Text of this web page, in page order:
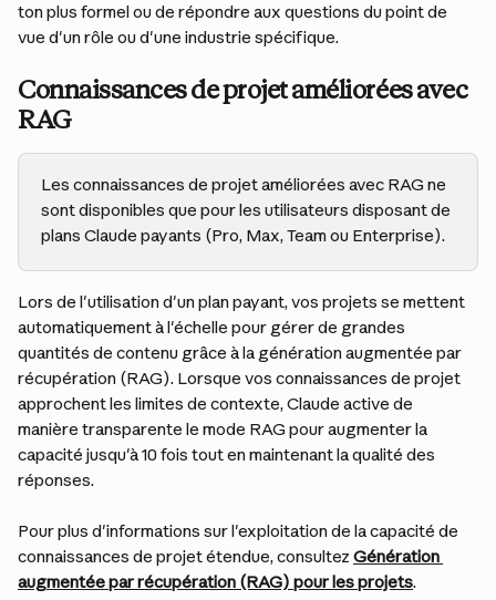
ton plus formel ou de répondre aux questions du point de
vue d'un rôle ou d'une industrie spécifique.
Connaissances de projet améliorées avec
RAG
Les connaissances de projet améliorées avec RAG ne
sont disponibles que pour les utilisateurs disposant de
plans Claude payants (Pro, Max, Team ou Enterprise).
Lors de l'utilisation d'un plan payant, vos projets se mettent
automatiquement à l'échelle pour gérer de grandes
quantités de contenu grâce à la génération augmentée par
récupération (RAG). Lorsque vos connaissances de projet
approchent les limites de contexte, Claude active de
manière transparente le mode RAG pour augmenter la
capacité jusqu'à 10 fois tout en maintenant la qualité des
réponses.
Pour plus d'informations sur l'exploitation de la capacité de
connaissances de projet étendue, consultez Génération
augmentée par récupération (RAG) pour les projets.